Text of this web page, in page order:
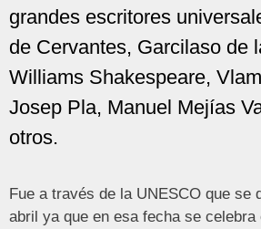
grandes escritores
de Cervantes, Garcilaso de
Williams Shakespeare,
Josep Pla, Manuel Mejías
otros.
Fue a través de la UNESCO que se
abril ya que en esa fecha se